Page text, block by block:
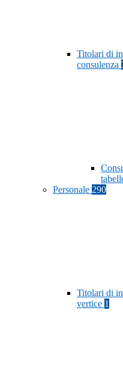
Titolari di
consulenza
Personale 290
Titolari di
vertice 1